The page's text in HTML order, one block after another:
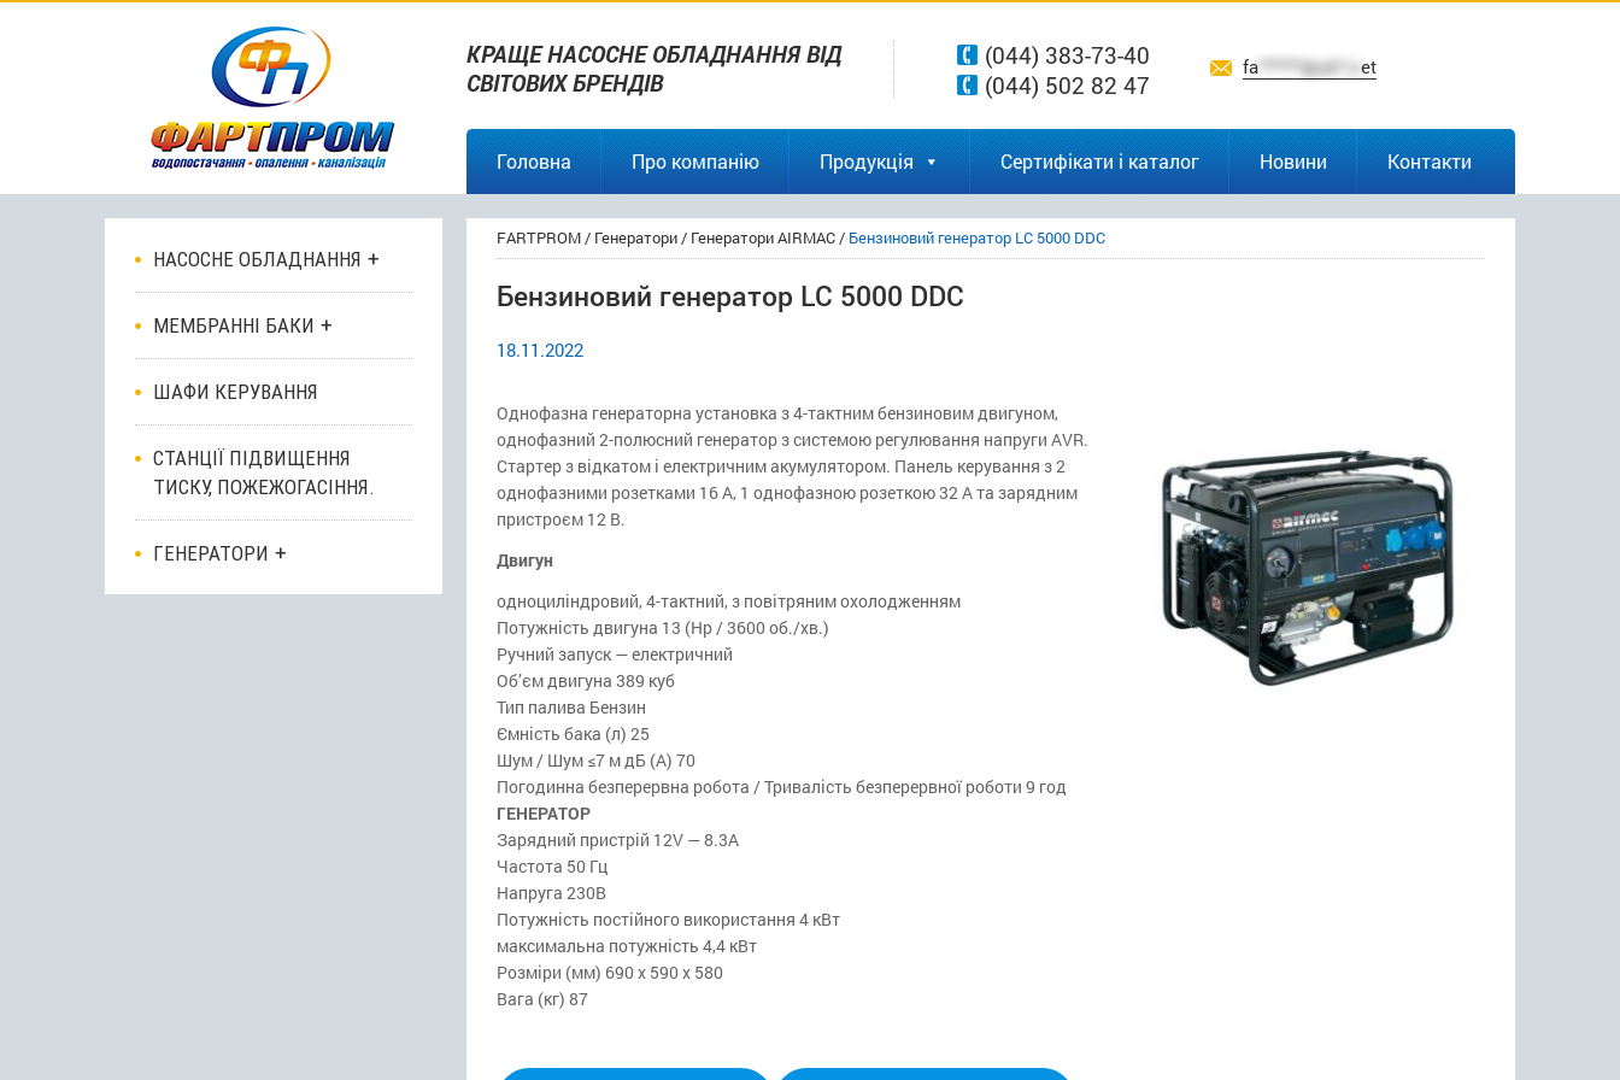
КРАЩЕ НАСОСНЕ ОБЛАДНАННЯ ВІД
СВІТОВИХ БРЕНДІВ
(044) 383-73-40
(044) 502 82 47
fa ******@uk*.n et
Головна Про компанію Продукція Сертифікати і каталог Новини Контакти
НАСОСНЕ ОБЛАДНАННЯ
МЕМБРАННІ БАКИ
ШАФИ КЕРУВАННЯ
СТАНЦІЇ ПІДВИЩЕННЯ
ТИСКУ, ПОЖЕЖОГАСІННЯ.
ГЕНЕРАТОРИ
FARTPROM/ Генератори/ Генератори AIRMAC/ Бензиновий генератор LC 5000 DDC
Бензиновий генератор LC 5000 DDC
18.11.2022
Однофазна генераторна установка з 4-тактним бензиновим двигуном,
однофазний 2-полюсний генератор з системою регулювання напруги AVR.
Стартер з відкатом і електричним акумулятором. Панель керування з 2
однофазними розетками 16 А, 1 однофазною розеткою 32 А та зарядним
пристроєм 12 В.
Двигун
одноциліндровий, 4-тактний, з повітряним охолодженням
Потужність двигуна 13 (Hp / 3600 об./хв.)
Ручний запуск — електричний
Об’єм двигуна 389 куб
Тип палива Бензин
Ємність бака (л) 25
Шум / Шум ≤7 м дБ (A) 70
Погодинна безперервна робота / Тривалість безперервної роботи 9 год
ГЕНЕРАТОР
Зарядний пристрій 12V — 8.3A
Частота 50 Гц
Напруга 230В
Потужність постійного використання 4 кВт
максимальна потужність 4,4 кВт
Розміри (мм) 690 x 590 x 580
Вага (кг) 87